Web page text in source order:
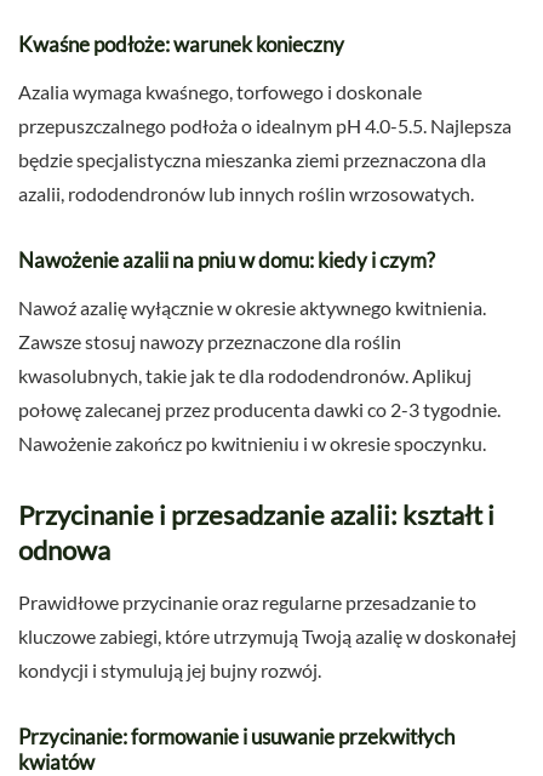
Kwaśne podłoże: warunek konieczny
Azalia wymaga kwaśnego, torfowego i doskonale
przepuszczalnego podłoża o idealnym pH 4.0-5.5. Najlepsza
będzie specjalistyczna mieszanka ziemi przeznaczona dla
azalii, rododendronów lub innych roślin wrzosowatych.
Nawożenie azalii na pniu w domu: kiedy i czym?
Nawoź azalię wyłącznie w okresie aktywnego kwitnienia.
Zawsze stosuj nawozy przeznaczone dla roślin
kwasolubnych, takie jak te dla rododendronów. Aplikuj
połowę zalecanej przez producenta dawki co 2-3 tygodnie.
Nawożenie zakończ po kwitnieniu i w okresie spoczynku.
Przycinanie i przesadzanie azalii: kształt i
odnowa
Prawidłowe przycinanie oraz regularne przesadzanie to
kluczowe zabiegi, które utrzymują Twoją azalię w doskonałej
kondycji i stymulują jej bujny rozwój.
Przycinanie: formowanie i usuwanie przekwitłych
kwiatów